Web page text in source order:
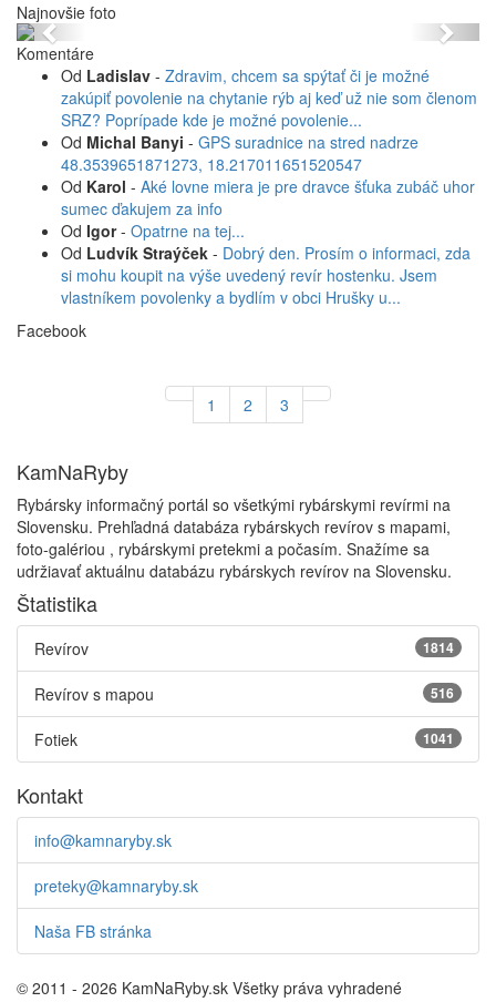
Najnovšie foto
Previous Next
Komentáre
Od Ladislav - Zdravim, chcem sa spýtať či je možné
zakúpiť povolenie na chytanie rýb aj keď už nie som členom
SRZ? Poprípade kde je možné povolenie...
Od Michal Banyi - GPS suradnice na stred nadrze
48.3539651871273, 18.217011651520547
Od Karol - Aké lovne miera je pre dravce šťuka zubáč uhor
sumec ďakujem za info
Od Igor- Opatrne na tej...
Od Ludvík Straýček - Dobrý den. Prosím o informaci, zda
si mohu koupit na výše uvedený revír hostenku. Jsem
vlastníkem povolenky a bydlím v obci Hrušky u...
Facebook
1 2 3
KamNaRyby
Rybársky informačný portál so všetkými rybárskymi revírmi na
Slovensku. Prehľadná databáza rybárskych revírov s mapami,
foto-galériou , rybárskymi pretekmi a počasím. Snažíme sa
udržiavať aktuálnu databázu rybárskych revírov na Slovensku.
Štatistika
1814
Revírov
516
Revírov s mapou
1041
Fotiek
Kontakt
info@kamnaryby.sk
preteky@kamnaryby.sk
Naša FB stránka
© 2011 - 2026 KamNaRyby.sk Všetky práva vyhradené